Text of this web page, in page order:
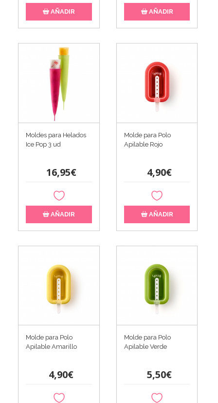
AÑADIR AÑADIR
Moldes para Helados
Ice Pop 3 ud
16,95€
AÑADIR
Molde para Polo
Apilable Rojo
4,90€
AÑADIR
Molde para Polo
Apilable Amarillo
4,90€
Molde para Polo
Apilable Verde
5,50€